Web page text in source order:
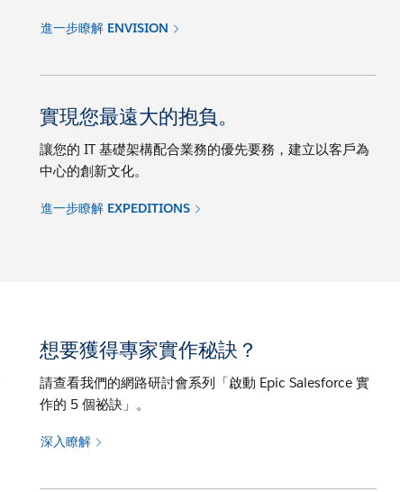
進一步瞭解 ENVISION
實現您最遠大的抱負。
讓您的 IT 基礎架構配合業務的優先要務，建立以客戶為
中心的創新文化。
進一步瞭解 EXPEDITIONS
想要獲得專家實作秘訣？
請查看我們的網路研討會系列「啟動 Epic Salesforce 實
作的 5 個祕訣」。
深入瞭解